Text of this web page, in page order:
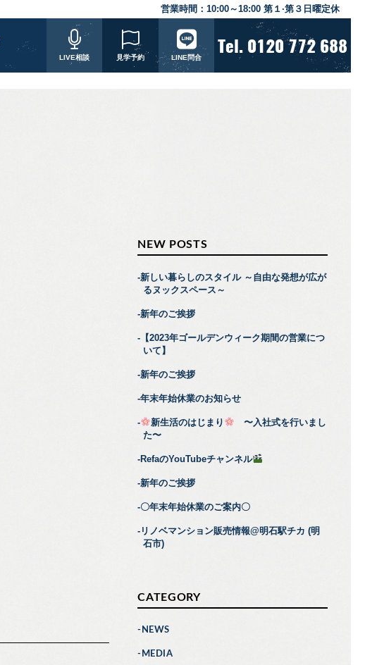
営業時間： 10:00～18:00 第１·第３日曜定休
LIVE相談 見学予約 LINE問合
Tel. 0120 772 688
NEW POSTS
新しい暮らしのスタイル ～自由な発想が広が
るヌックスペース～
新年のご挨拶
【2023年ゴールデンウィーク期間の営業につ
いて】
新年のご挨拶
年末年始休業のお知らせ
新生活のはじまり
〜入社式を行いまし
た〜
RefaのYouTubeチャンネル
新年のご挨拶
〇年末年始休業のご案内〇
リノベマンション販売情報@明石駅チカ (明
石市)
CATEGORY
NEWS
MEDIA